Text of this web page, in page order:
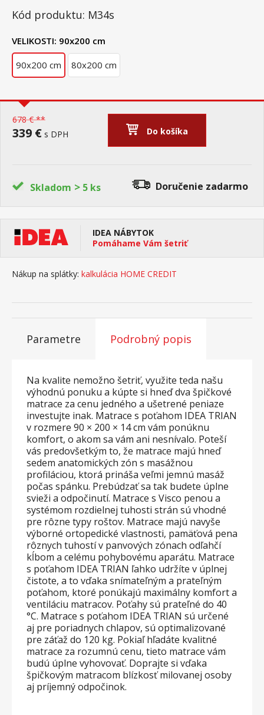
Kód produktu: M34s
VELIKOSTI: 90x200 cm
90x200 cm 80x200 cm
678 € **
339 € s DPH Do košíka
Skladom > 5 ks Doručenie zadarmo
IDEA NÁBYTOK
Pomáhame Vám šetriť
Nákup na splátky: kalkulácia HOME CREDIT
Parametre Podrobný popis
Na kvalite nemožno šetriť, využite teda našu
výhodnú ponuku a kúpte si hneď dva špičkové
matrace za cenu jedného a ušetrené peniaze
investujte inak. Matrace s poťahom IDEA TRIAN
v rozmere 90 × 200 × 14 cm vám ponúknu
komfort, o akom sa vám ani nesnívalo. Poteší
vás predovšetkým to, že matrace majú hneď
sedem anatomických zón s masážnou
profiláciou, ktorá prináša veľmi jemnú masáž
počas spánku. Prebúdzať sa tak budete úplne
svieži a odpočinutí. Matrace s Visco penou a
systémom rozdielnej tuhosti strán sú vhodné
pre rôzne typy roštov. Matrace majú navyše
výborné ortopedické vlastnosti, pamäťová pena
rôznych tuhostí v panvových zónach odľahčí
kĺbom a celému pohybovému aparátu. Matrace
s poťahom IDEA TRIAN ľahko udržíte v úplnej
čistote, a to vďaka snímateľným a prateľným
poťahom, ktoré ponúkajú maximálny komfort a
ventiláciu matracov. Poťahy sú prateľné do 40
°C. Matrace s poťahom IDEA TRIAN sú určené
aj pre poriadnych chlapov, sú optimalizované
pre záťaž do 120 kg. Pokiaľ hľadáte kvalitné
matrace za rozumnú cenu, tieto matrace vám
budú úplne vyhovovať. Doprajte si vďaka
špičkovým matracom blízkosť milovanej osoby
aj príjemný odpočinok.